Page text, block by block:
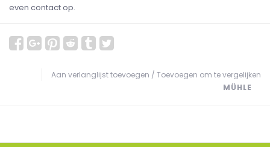
even contact op.
Aan verlanglijst toevoegen / Toevoegen om te vergelijken
MÜHLE